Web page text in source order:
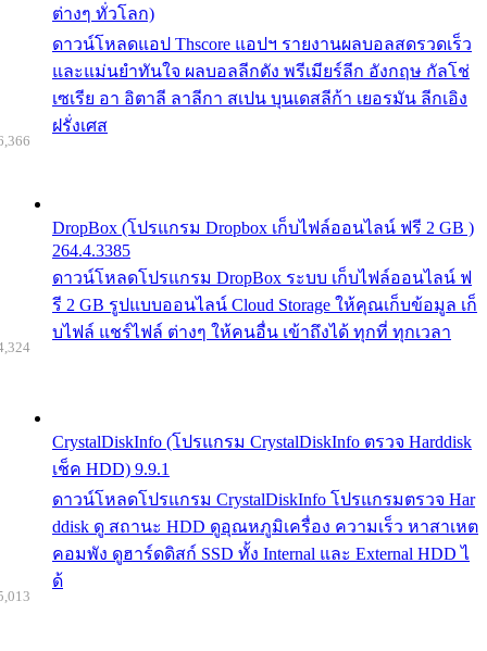
ต่างๆ ทั่วโลก)
ดาวน์โหลดแอป Thscore แอปฯ รายงานผลบอลสดรวดเร็ว
และแม่นยำทันใจ ผลบอลลีกดัง พรีเมียร์ลีก อังกฤษ กัลโช่
เซเรีย อา อิตาลี ลาลีกา สเปน บุนเดสลีก้า เยอรมัน ลีกเอิง
ฝรั่งเศส
DropBox (โปรแกรม Dropbox เก็บไฟล์ออนไลน์ ฟรี 2 GB )
264.4.3385
ดาวน์โหลดโปรแกรม DropBox ระบบ เก็บไฟล์ออนไลน์ ฟ
รี 2 GB รูปแบบออนไลน์ Cloud Storage ให้คุณเก็บข้อมูล เก็
บไฟล์ แชร์ไฟล์ ต่างๆ ให้คนอื่น เข้าถึงได้ ทุกที่ ทุกเวลา
CrystalDiskInfo (โปรแกรม CrystalDiskInfo ตรวจ Harddisk
เช็ค HDD) 9.9.1
ดาวน์โหลดโปรแกรม CrystalDiskInfo โปรแกรมตรวจ Har
ddisk ดู สถานะ HDD ดูอุณหภูมิเครื่อง ความเร็ว หาสาเหต
คอมพัง ดูฮาร์ดดิสก์ SSD ทั้ง Internal และ External HDD ไ
ด้